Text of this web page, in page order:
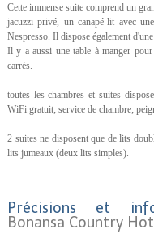
Cette immense suite comprend un
jacuzzi privé, un canapé-lit avec
Nespresso. Il dispose également
Il y a aussi une table à manger
carrés.
toutes les chambres et suites
WiFi gratuit; service de chambre;
2 suites ne disposent que de lits
lits jumeaux (deux lits simples).
Précisions et
Bonansa Country